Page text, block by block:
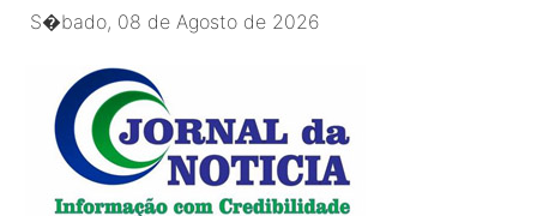
S�bado, 08 de Agosto de 2026